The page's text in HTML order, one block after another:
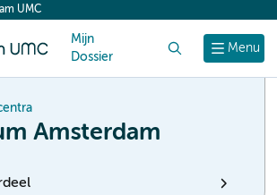
Menu
UMC
Mijn
Dossier
Amsterdam